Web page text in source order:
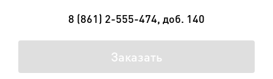
8 (861) 2-555-474, доб. 140
Заказать